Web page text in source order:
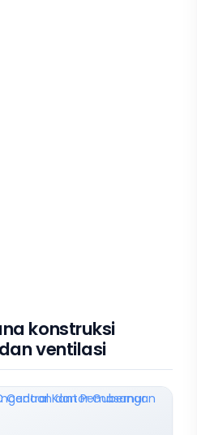
konstruksi
ventilasi